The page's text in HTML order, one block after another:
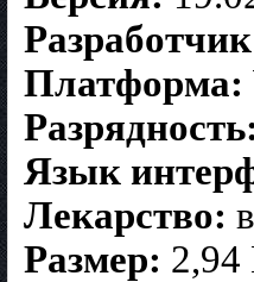
Платформа:
Язык
Лекарство:
Размер: 2,94